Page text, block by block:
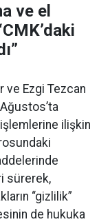
ve el
ve Ezgi Tezcan
ilişkin
sürerek,
“gizlilik”
de hukuka